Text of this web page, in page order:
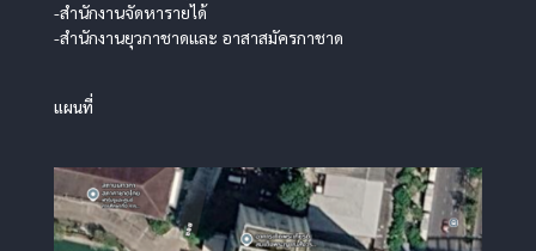
-สำนักงานจัดหารายได้
-สำนักงานยุวกาชาดและ อาสาสมัครกาชาด
แผนที่